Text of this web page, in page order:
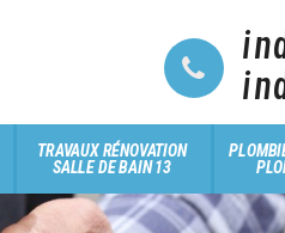
TRAVAUX RÉNOVATION
SALLE DE BAIN 13